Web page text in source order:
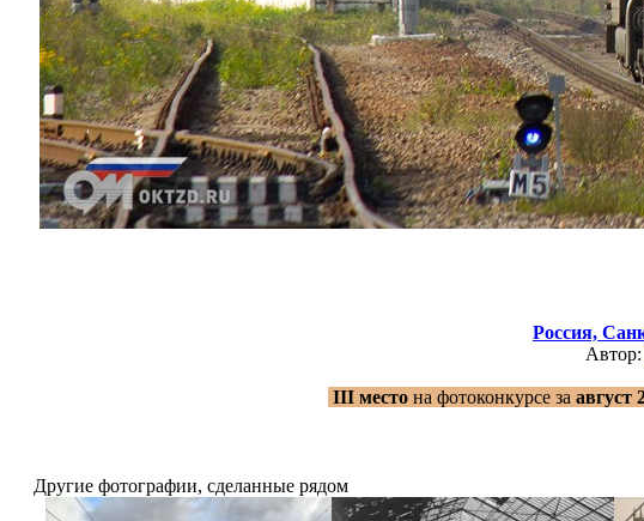
Россия,
Автор:
III местона фотоконкурсе за август
Другие фотографии, сделанные рядом